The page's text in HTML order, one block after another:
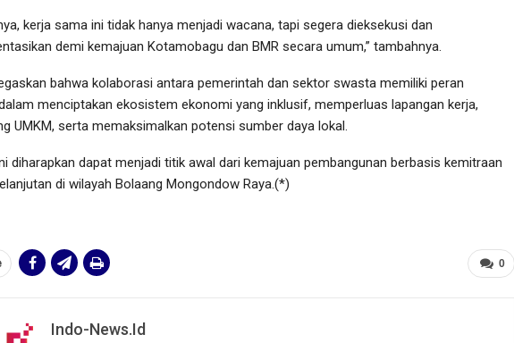
kerja sama ini tidak hanya menjadi wacana, tapi segera dieksekusi dan
demi kemajuan Kotamobagu dan BMR secara umum,” tambahnya.
bahwa kolaborasi antara pemerintah dan sektor swasta memiliki peran
menciptakan ekosistem ekonomi yang inklusif, memperluas lapangan kerja,
UMKM, serta memaksimalkan potensi sumber daya lokal.
diharapkan dapat menjadi titik awal dari kemajuan pembangunan berbasis kemitraan
di wilayah Bolaang Mongondow Raya.(*)
0
Indo-News.id